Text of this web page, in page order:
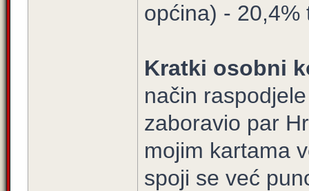
općina) - 20,4%
Kratki osobni
način
zaboravio par
mojim kartama
spoji se već